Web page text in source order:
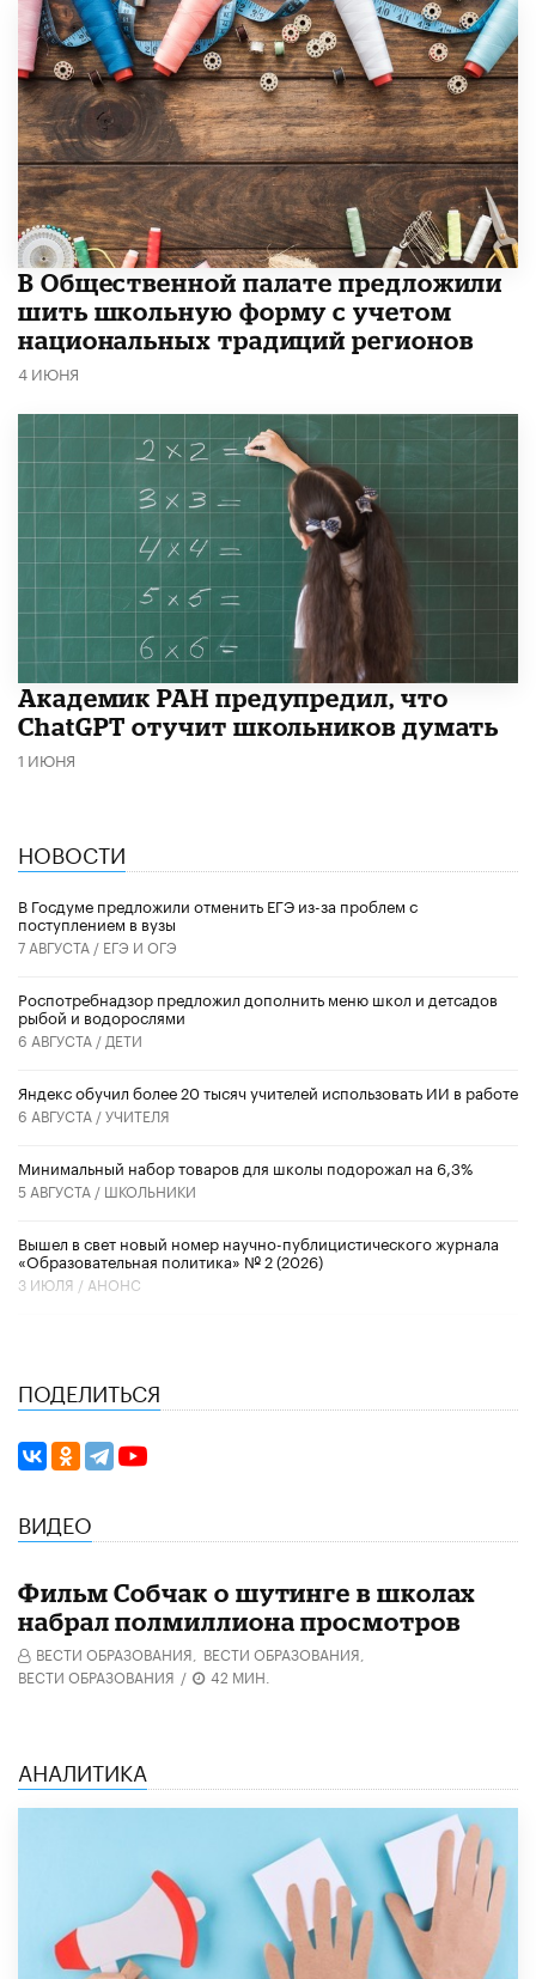
В Общественной палате предложили
шить школьную форму с учетом
национальных традиций регионов
4 ИЮНЯ
Академик РАН предупредил, что
ChatGPT отучит школьников думать
1 ИЮНЯ
НОВОСТИ
В Госдуме предложили отменить ЕГЭ из-за проблем с
поступлением в вузы
7 АВГУСТА / ЕГЭ И ОГЭ
Роспотребнадзор предложил дополнить меню школ и детсадов
рыбой и водорослями
6 АВГУСТА / ДЕТИ
​Яндекс обучил более 20 тысяч учителей использовать ИИ в работе
6 АВГУСТА /УЧИТЕЛЯ
Минимальный набор товаров для школы подорожал на 6,3%
5 АВГУСТА / ШКОЛЬНИКИ
Вышел в свет новый номер научно-публицистического журнала
«Образовательная политика» № 2 (2026)
3 ИЮЛЯ / АНОНС
ПОДЕЛИТЬСЯ
ВИДЕО
Фильм Собчак о шутинге в школах
набрал полмиллиона просмотров
ВЕСТИ ОБРАЗОВАНИЯ, ВЕСТИ ОБРАЗОВАНИЯ,
ВЕСТИ ОБРАЗОВАНИЯ / 42 МИН.
АНАЛИТИКА